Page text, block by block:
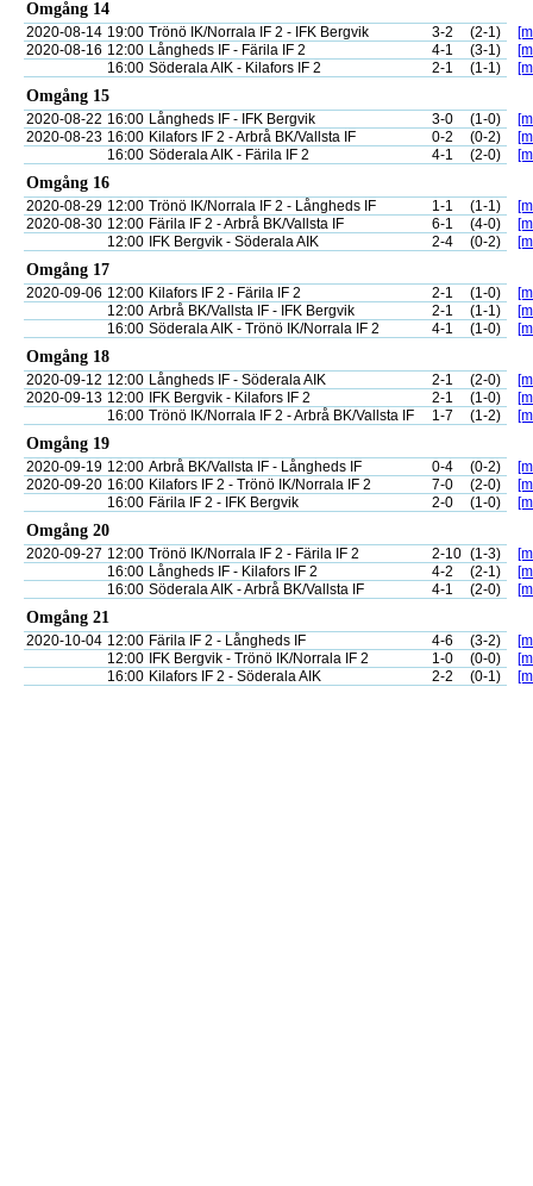
Omgång 14
2020-08-14 19:00 Trönö IK/Norrala IF 2 - IFK Bergvik 3-2 (2-1)
2020-08-16 12:00 Långheds IF - Färila IF 2 4-1 (3-1)
16:00 Söderala AIK - Kilafors IF 2 2-1 (1-1)
Omgång 15
2020-08-22 16:00 Långheds IF - IFK Bergvik 3-0 (1-0)
2020-08-23 16:00 Kilafors IF 2 - Arbrå BK/Vallsta IF 0-2 (0-2)
16:00 Söderala AIK - Färila IF 2 4-1 (2-0)
Omgång 16
2020-08-29 12:00 Trönö IK/Norrala IF 2 - Långheds IF 1-1 (1-1)
2020-08-30 12:00 Färila IF 2 - Arbrå BK/Vallsta IF 6-1 (4-0)
12:00
IFK Bergvik - Söderala AIK 2-4 (0-2)
Omgång 17
2020-09-06 12:00 Kilafors IF 2 - Färila IF 2 2-1 (1-0)
12:00 Arbrå BK/Vallsta IF - IFK Bergvik 2-1 (1-1)
16:00 Söderala AIK - Trönö IK/Norrala IF 2 4-1 (1-0)
Omgång 18
2020-09-12 12:00 Långheds IF - Söderala AIK 2-1 (2-0)
2020-09-13 12:00 IFK Bergvik - Kilafors IF 2 2-1 (1-0)
16:00 Trönö IK/Norrala IF 2 - Arbrå BK/Vallsta IF 1-7 (1-2)
Omgång 19
2020-09-19 12:00 Arbrå BK/Vallsta IF - Långheds IF 0-4 (0-2)
2020-09-20 16:00 Kilafors IF 2 - Trönö IK/Norrala IF 2 7-0 (2-0)
16:00 Färila IF 2 - IFK Bergvik 2-0 (1-0)
Omgång 20
2020-09-27 12:00 Trönö IK/Norrala IF 2 - Färila IF 2 2-10 (1-3)
16:00 Långheds IF - Kilafors IF 2 4-2 (2-1)
16:00 Söderala AIK - Arbrå BK/Vallsta IF 4-1 (2-0)
Omgång 21
2020-10-04 12:00 Färila IF 2 - Långheds IF 4-6 (3-2)
12:00
IFK Bergvik - Trönö IK/Norrala IF 2 1-0 (0-0)
16:00 Kilafors IF 2 - Söderala AIK 2-2 (0-1)